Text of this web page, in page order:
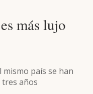
más lujo
país se han
tres años